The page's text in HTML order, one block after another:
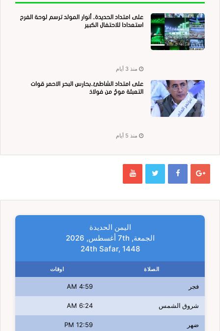
على امتداد الحديدة.. أنوار المولد ترسم لوحة الفرح
استعدادا للاحتفال الكبير
منذ 3 أيام
على امتداد الشاطئ..بحارس البحر الاحمر قوات
التعبئة موجٌ من فولاذ
منذ 5 أيام
اليمن الحديدة
الجمعة, 7th أغسطس, 2026
24th Safar, 1448
الصلاة اوقات
فجر 4:59 AM
شروق الشمس 6:24 AM
ضهر 12:59 PM